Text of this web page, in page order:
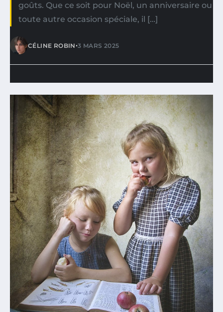
goûts. Que ce soit pour Noël, un anniversaire ou
toute autre occasion spéciale, il […]
CÉLINE ROBIN•3 MARS 2025